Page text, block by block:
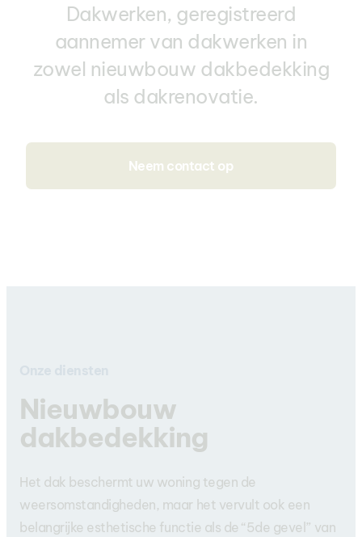
Dakwerken, geregistreerd
aannemer van dakwerken in
zowel nieuwbouw dakbedekking
als dakrenovatie.
Neem contact op
Nieuwbouw
dakbedekking
Het dak beschermt uw woning tegen de
weersomstandigheden, maar het vervult ook een
belangrijke esthetische functie als de “5de gevel” van